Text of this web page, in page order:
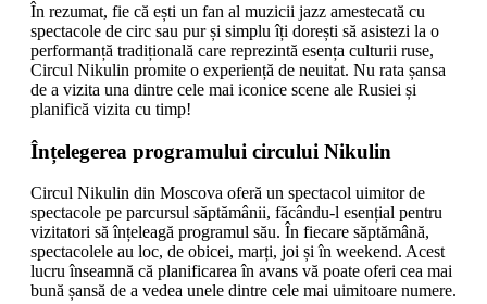
În rezumat, fie că ești un fan al muzicii jazz amestecată cu
spectacole de circ sau pur și simplu îți dorești să asistezi la o
performanță tradițională care reprezintă esența culturii ruse,
Circul Nikulin promite o experiență de neuitat. Nu rata șansa
de a vizita una dintre cele mai iconice scene ale Rusiei și
planifică vizita cu timp!
Înțelegerea programului circului Nikulin
Circul Nikulin din Moscova oferă un spectacol uimitor de
spectacole pe parcursul săptămânii, făcându-l esențial pentru
vizitatori să înțeleagă programul său. În fiecare săptămână,
spectacolele au loc, de obicei, marți, joi și în weekend. Acest
lucru înseamnă că planificarea în avans vă poate oferi cea mai
bună șansă de a vedea unele dintre cele mai uimitoare numere.